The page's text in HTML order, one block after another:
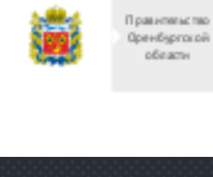
Министерство
культуры
Российской
федерации